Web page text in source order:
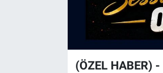
(ÖZEL HABER) -